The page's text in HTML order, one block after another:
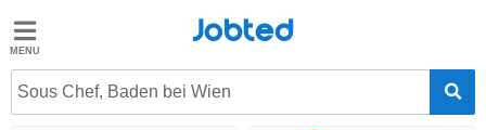
Jobted
Jobs
Jobted
Sous Chef, Baden bei Wien